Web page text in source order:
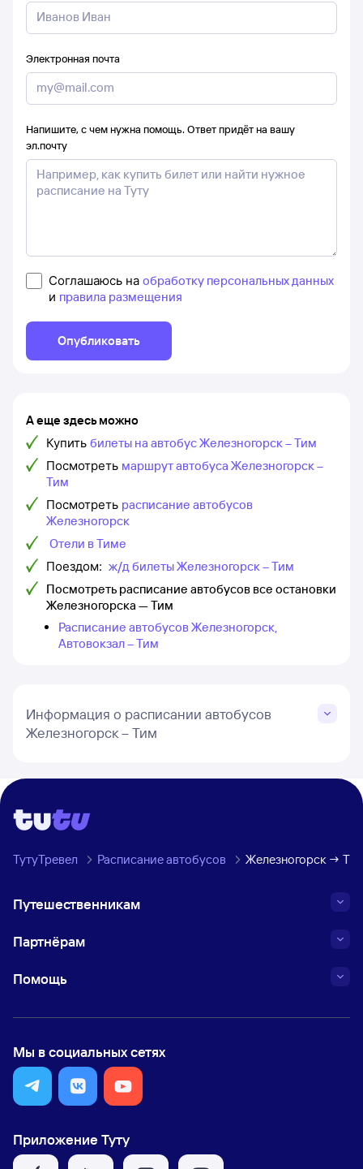
Электронная почта
Напишите, с чем нужна помощь. Ответ придёт на вашу
эл.почту
Соглашаюсь на обработку персональных данных
и правила размещения
Опубликовать
А еще здесь можно
Купить билеты на автобус Железногорск – Тим
Посмотреть маршрут автобуса Железногорск –
Тим
Посмотреть расписание автобусов
Железногорск
Отели в Тиме
Поездом: ж/д билеты Железногорск – Тим
Посмотреть расписание автобусов все остановки
Железногорска — Тим
Расписание автобусов Железногорск,
Автовокзал – Тим
Информация о расписании автобусов
Железногорск – Тим
ТутуТревел Расписание автобусов Железногорск →
Путешественникам
Партнёрам
Помощь
Мы в социальных сетях
Приложение Туту